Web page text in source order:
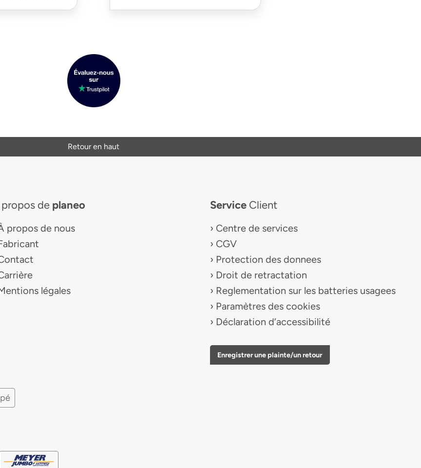
Retour en haut
de planeo
propos de nous
légales
ServiceClient
Centre de services
CGV
Protection des donnees
Droit de retractation
Reglementation sur les batteries usagees
Paramètres des cookies
Déclaration d’accessibilité
Enregistrer une plainte/un retour